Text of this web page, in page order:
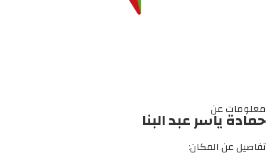
معلومات عن
حمادة ياسر عبد البنا
تفاصيل عن المكان: